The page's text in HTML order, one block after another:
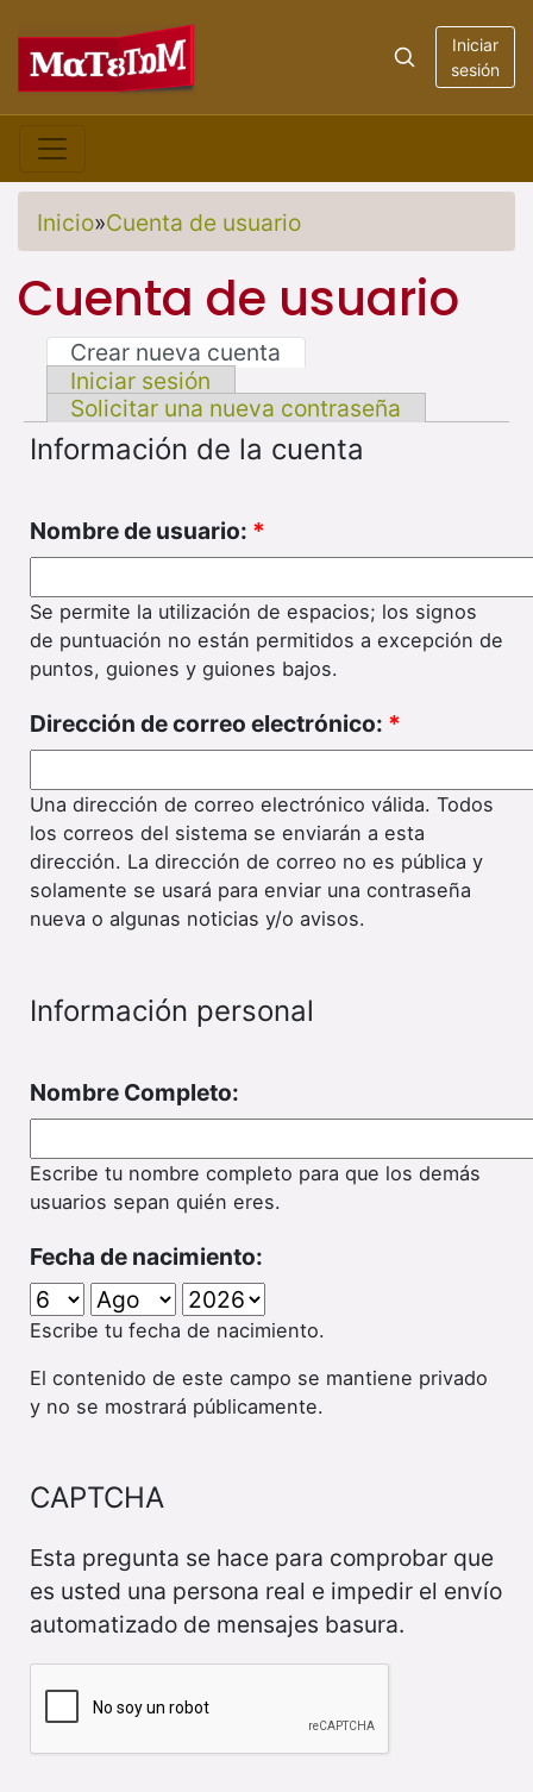
Iniciar
sesión
Inicio»Cuenta de usuario
Cuenta de usuario
Crear nueva cuenta
Iniciar sesión
Solicitar una nueva contraseña
Información de la cuenta
Nombre de usuario: *
Se permite la utilización de espacios; los signos
de puntuación no están permitidos a excepción de
puntos, guiones y guiones bajos.
Dirección de correo electrónico: *
Una dirección de correo electrónico válida. Todos
los correos del sistema se enviarán a esta
dirección. La dirección de correo no es pública y
solamente se usará para enviar una contraseña
nueva o algunas noticias y/o avisos.
Información personal
Nombre Completo:
Escribe tu nombre completo para que los demás
usuarios sepan quién eres.
Fecha de nacimiento:
Escribe tu fecha de nacimiento.
El contenido de este campo se mantiene privado
y no se mostrará públicamente.
CAPTCHA
Esta pregunta se hace para comprobar que
es usted una persona real e impedir el envío
automatizado de mensajes basura.